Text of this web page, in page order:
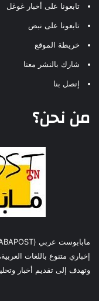
تابعونا على أخبار غوغل
تابعونا على نبض
خريطة الموقع
شارك بالنشر معنا
إتصل بنا
من نحن؟
وتهدف إلى تقديم أخبار